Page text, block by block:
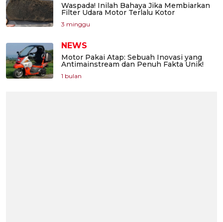
Waspada! Inilah Bahaya Jika Membiarkan
Filter Udara Motor Terlalu Kotor
3 minggu
NEWS
Motor Pakai Atap: Sebuah Inovasi yang
Antimainstream dan Penuh Fakta Unik!
1 bulan